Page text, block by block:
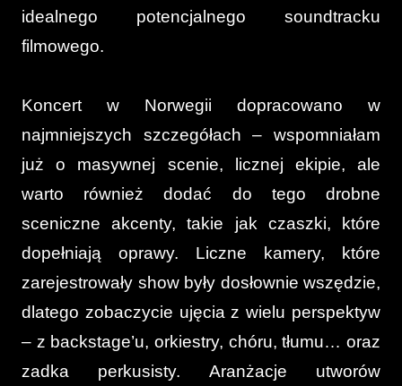
idealnego potencjalnego soundtracku
filmowego.
Koncert w Norwegii dopracowano w
najmniejszych szczegółach – wspomniałam
już o masywnej scenie, licznej ekipie, ale
warto również dodać do tego drobne
sceniczne akcenty, takie jak czaszki, które
dopełniają oprawy. Liczne kamery, które
zarejestrowały show były dosłownie wszędzie,
dlatego zobaczycie ujęcia z wielu perspektyw
– z backstage’u, orkiestry, chóru, tłumu… oraz
zadka perkusisty. Aranżacje utworów